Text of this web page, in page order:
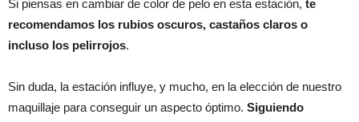
Si piensas en cambiar de color de pelo en esta estación, te
recomendamos los rubios oscuros, castaños claros o
incluso los pelirrojos.
Sin duda, la estación influye, y mucho, en la elección de nuestro
maquillaje para conseguir un aspecto óptimo. Siguiendo